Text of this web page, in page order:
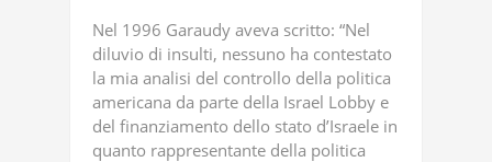
Nel 1996 Garaudy aveva scritto: “Nel
diluvio di insulti, nessuno ha contestato
la mia analisi del controllo della politica
americana da parte della Israel Lobby e
del finanziamento dello stato d’Israele in
quanto rappresentante della politica